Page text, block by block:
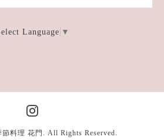
Language ▼
料理 花門 . All Rights Reserved.